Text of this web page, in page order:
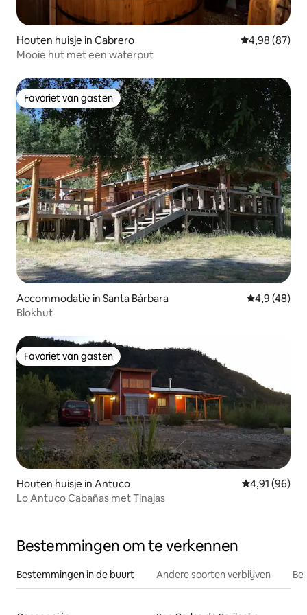
Houten huisje in Cabrero Gemiddelde
4,98 (87)
Mooie hut met een waterput
Favoriet van gasten
Favoriet van gasten
Accommodatie in Santa Bárbara Gemiddelde
4,9 (48)
Blokhut
Favoriet van gasten
Favoriet van gasten
Houten huisje in Antuco Gemiddelde
4,91 (96)
Lo Antuco Cabañas met Tinajas
Bestemmingen om te verkennen
Bestemmingen in de buurt Andere soorten verblijven